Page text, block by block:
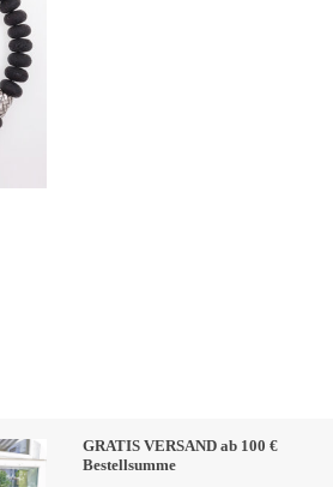
GRATIS VERSAND ab 100 €
Bestellsumme